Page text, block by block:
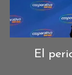
El